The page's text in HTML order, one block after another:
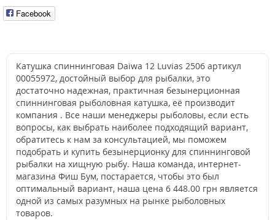
Facebook
Катушка спиннинговая Daiwa 12 Luvias 2506 артикул
00055972, достойный выбор для рыбалки, это
достаточно надежная, практичная безынерционная
спиннинговая рыболовная катушка, её производит
компания . Все наши менеджеры рыболовы, если есть
вопросы, как выбрать наиболее подходящий вариант,
обратитесь к нам за консультацией, мы поможем
подобрать и купить безынерционку для спиннинговой
рыбалки на хищную рыбу. Наша команда, интернет-
магазина Фиш Бум, постарается, чтобы это был
оптимальный вариант, наша цена 6 448.00 грн является
одной из самых разумных на рынке рыболовных
товаров.